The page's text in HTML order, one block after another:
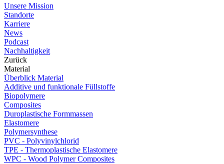
Unsere Mission
Standorte
Karriere
News
Podcast
Nachhaltigkeit
Zurück
Material
Überblick Material
Additive und funktionale Füllstoffe
Biopolymere
Composites
Duroplastische Formmassen
Elastomere
Polymersynthese
PVC - Polyvinylchlorid
TPE - Thermoplastische Elastomere
WPC - Wood Polymer Composites